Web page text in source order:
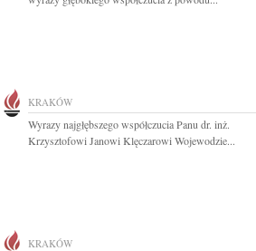
KRAKÓW
Wyrazy najgłębszego współczucia Panu dr. inż.
Krzysztofowi Janowi Klęczarowi Wojewodzie...
KRAKÓW